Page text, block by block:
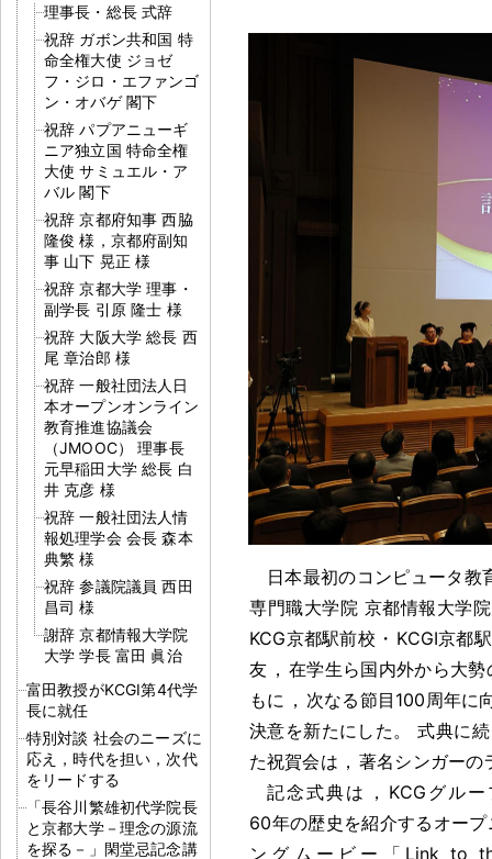
理事長・総長 式辞
祝辞 ガボン共和国 特
命全権大使 ジョゼ
フ・ジロ・エファンゴ
ン・オバゲ 閣下
祝辞 パプアニューギ
ニア独立国 特命全権
大使 サミュエル・ア
バル 閣下
祝辞 京都府知事 西脇
隆俊 様，京都府副知
事 山下 晃正 様
祝辞 京都大学 理事・
副学長 引原 隆士 様
祝辞 大阪大学 総長 西
尾 章治郎 様
祝辞 一般社団法人日
本オープンオンライン
教育推進協議会
（JMOOC） 理事長
元早稲田大学 総長 白
井 克彦 様
祝辞 一般社団法人情
報処理学会 会長 森本
典繁 様
祝辞 参議院議員 西田
昌司 様
謝辞 京都情報大学院
大学 学長 富田 眞治
富田教授がKCGI第4代学
長に就任
特別対談 社会のニーズに
応え，時代を担い，次代
をリードする
「長谷川繁雄初代学院長
と京都大学－理念の源流
を探る－」閑堂忌記念講
日本最初のコンピュータ
専門職大学院 京都情報大学
KCG京都駅前校 ・ KCGI京都
友 ， 在学生ら国内外から大
もに ， 次なる節目100周年に
決意を新たにした。
式典に
た祝賀会は ， 著名シンガーの
記念式典は ， KCGグルー
60年の歴史を紹介するオープ
ングムービー「Link to